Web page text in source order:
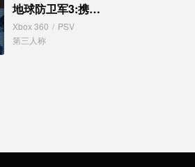
地球防卫军3:携带版
Xbox 360 / PSV
第三人称